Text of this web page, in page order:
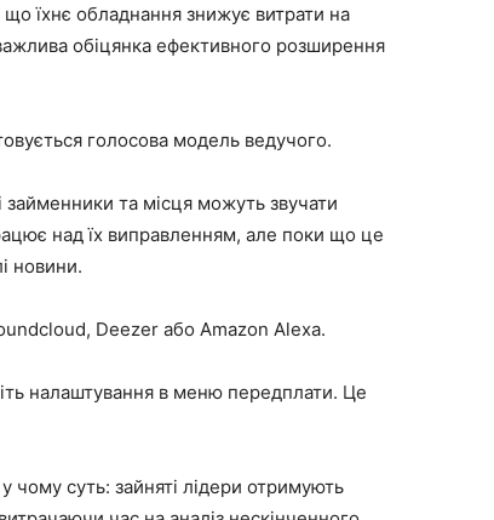
їхнє обладнання знижує витрати на
обіцянка ефективного розширення
голосова модель ведучого.
займенники та місця можуть звучати
над їх виправленням, але поки що це
новини.
Deezer або Amazon Alexa.
налаштування в меню передплати. Це
суть: зайняті лідери отримують